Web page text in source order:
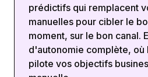
prédictifs qui remplacent
manuelles pour cibler le
moment, sur le bon canal.
d'autonomie complète, où
pilote vos objectifs